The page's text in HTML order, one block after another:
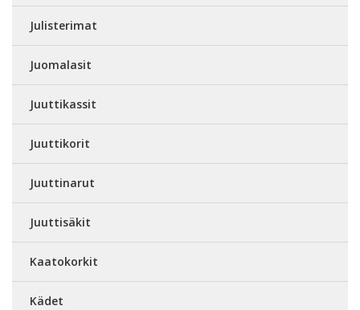
Julisterimat
Juomalasit
Juuttikassit
Juuttikorit
Juuttinarut
Juuttisäkit
Kaatokorkit
Kädet